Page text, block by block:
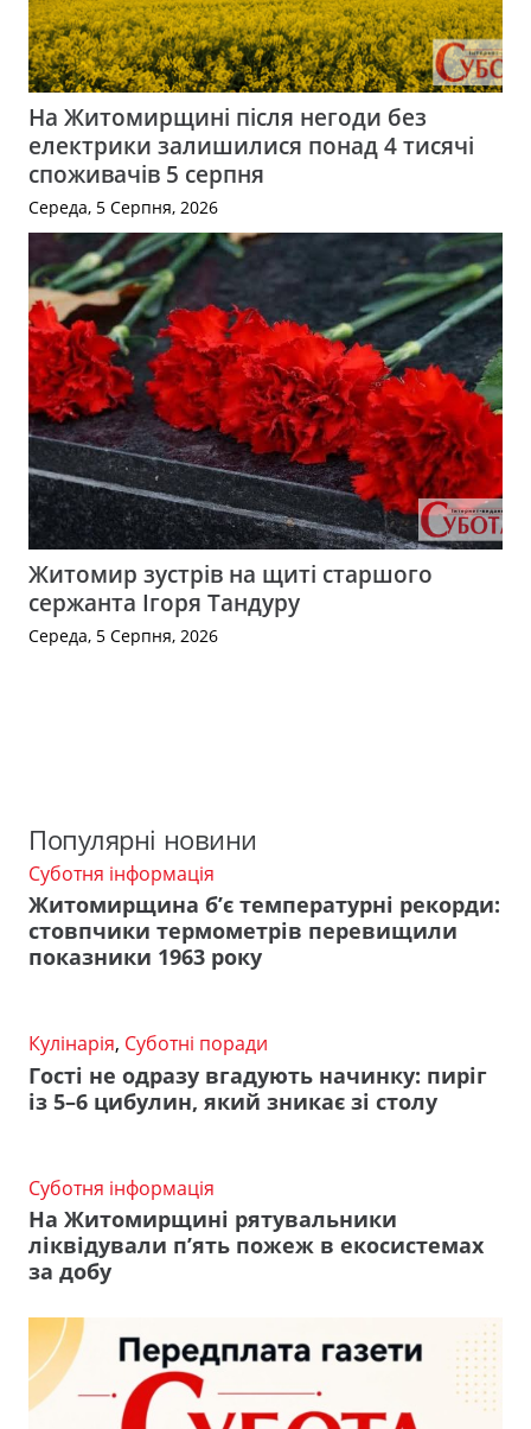
На Житомирщині після негоди без
електрики залишилися понад 4 тисячі
споживачів 5 серпня
Середа, 5 Серпня, 2026
Житомир зустрів на щиті старшого
сержанта Ігоря Тандуру
Середа, 5 Серпня, 2026
Популярні новини
Суботня інформація
Житомирщина б’є температурні рекорди:
стовпчики термометрів перевищили
показники 1963 року
Кулінарія, Суботні поради
Гості не одразу вгадують начинку: пиріг
із 5–6 цибулин, який зникає зі столу
Суботня інформація
На Житомирщині рятувальники
ліквідували п’ять пожеж в екосистемах
за добу